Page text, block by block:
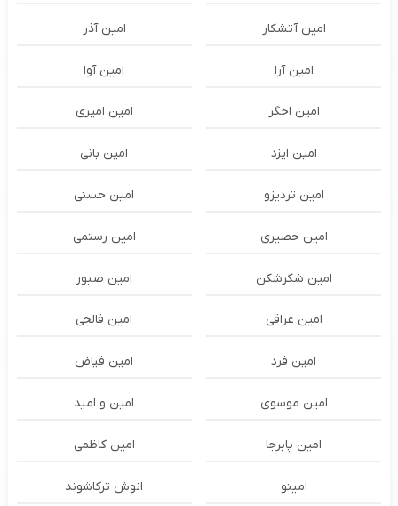
امین آتشکار امین آذر
امین آرا امین آوا
امین اخگر امین امیری
امین ایزد امین بانی
امین تردیزو امین حسنی
امین حصیری امین رستمی
امین شکرشکن امین صبور
امین عراقی امین فالجی
امین فرد امین فیاض
امین موسوی امین و امید
امین پابرجا امین کاظمی
امینو انوش ترکاشوند